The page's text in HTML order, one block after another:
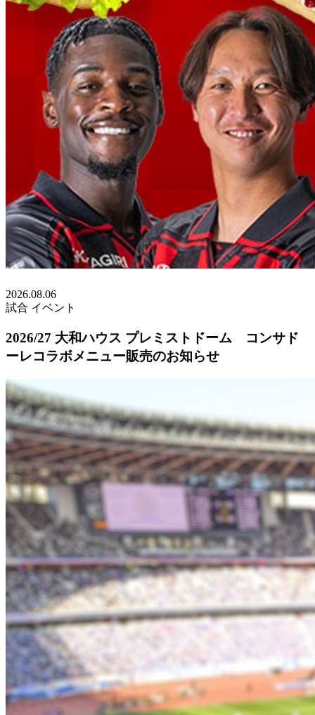
2026.08.06
試合 イベント
2026/27 大和ハウス プレミストドーム コンサド
ーレコラボメニュー販売のお知らせ